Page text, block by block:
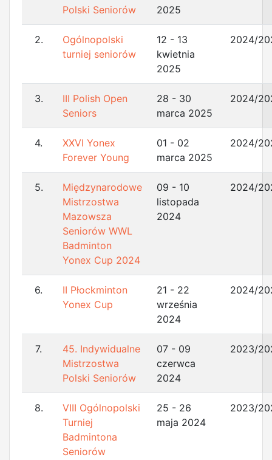
Polski Seniorów
2025
2.
Ogólnopolski
turniej seniorów
12 - 13
kwietnia
2025
2024/
3.
III Polish Open
Seniors
28 - 30
marca 2025
2024/
4.
XXVI Yonex
Forever Young
01 - 02
marca 2025
2024/
5.
Międzynarodowe
Mistrzostwa
Mazowsza
Seniorów WWL
Badminton
Yonex Cup 2024
09 - 10
listopada
2024
2024/
6.
II Płockminton
Yonex Cup
21 - 22
września
2024
2024/
7.
45. Indywidualne
Mistrzostwa
Polski Seniorów
07 - 09
czerwca
2024
2023/
8.
VIII Ogólnopolski
Turniej
Badmintona
Seniorów
25 - 26
maja 2024
2023/